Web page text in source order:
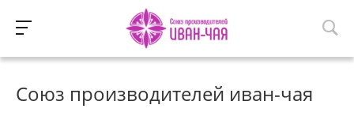
Союз производителей иван-чая